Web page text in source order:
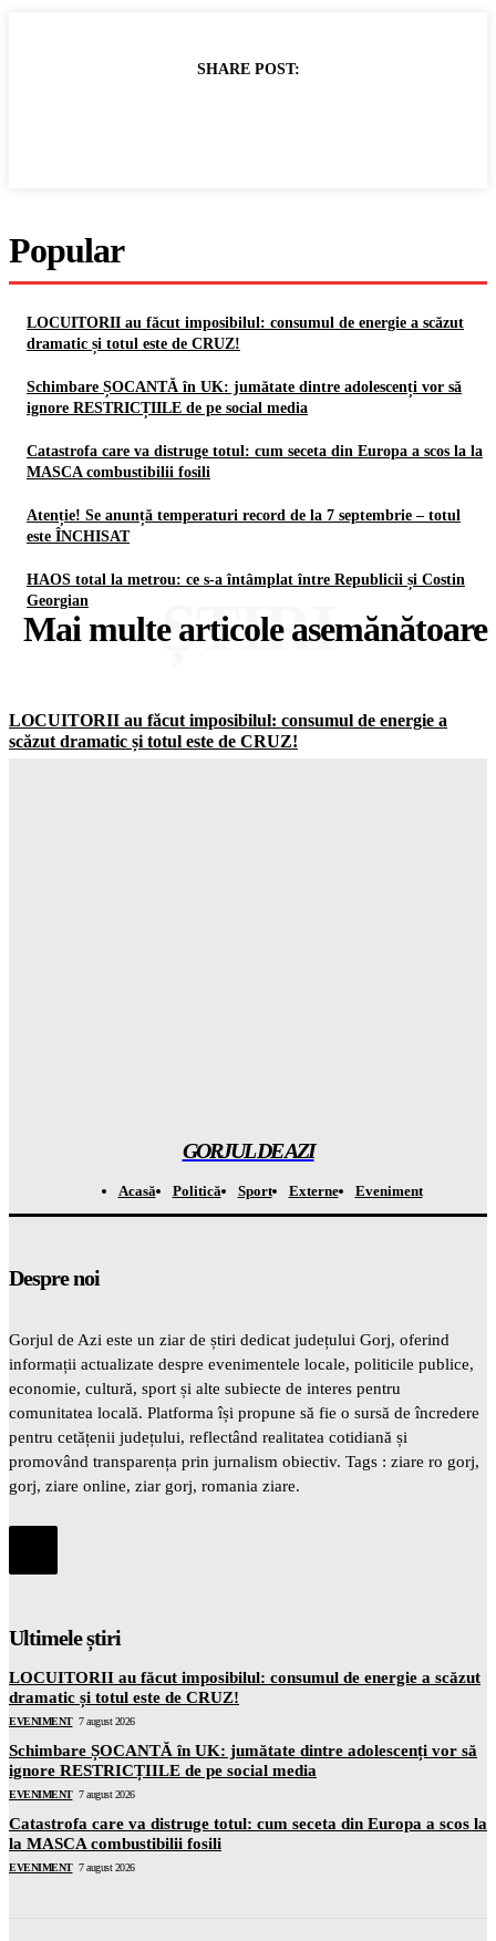
SHARE POST:
Popular
LOCUITORII au făcut imposibilul: consumul de energie a scăzut
dramatic și totul este de CRUZ!
Schimbare ȘOCANTĂ în UK: jumătate dintre adolescenți vor să
ignore RESTRICȚIILE de pe social media
Catastrofa care va distruge totul: cum seceta din Europa a scos la la
MASCA combustibilii fosili
Atenție! Se anunță temperaturi record de la 7 septembrie – totul
este ÎNCHISAT
HAOS total la metrou: ce s-a întâmplat între Republicii și Costin
Georgian
Mai multe articole asemănătoare
ȘTIRI
LOCUITORII au făcut imposibilul: consumul de energie a
scăzut dramatic și totul este de CRUZ!
GORJUL DE AZI
Acasă Politică Sport Externe Eveniment
Despre noi
Gorjul de Azi este un ziar de știri dedicat județului Gorj, oferind
informații actualizate despre evenimentele locale, politicile publice,
economie, cultură, sport și alte subiecte de interes pentru
comunitatea locală. Platforma își propune să fie o sursă de încredere
pentru cetățenii județului, reflectând realitatea cotidiană și
promovând transparența prin jurnalism obiectiv. Tags : ziare ro gorj,
gorj, ziare online, ziar gorj, romania ziare.
Ultimele știri
LOCUITORII au făcut imposibilul: consumul de energie a scăzut
dramatic și totul este de CRUZ!
EVENIMENT 7 august 2026
Schimbare ȘOCANTĂ în UK: jumătate dintre adolescenți vor să
ignore RESTRICȚIILE de pe social media
EVENIMENT 7 august 2026
Catastrofa care va distruge totul: cum seceta din Europa a scos la
la MASCA combustibilii fosili
EVENIMENT 7 august 2026